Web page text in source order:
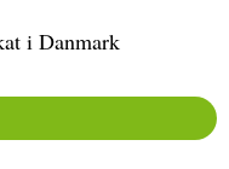
i Danmark